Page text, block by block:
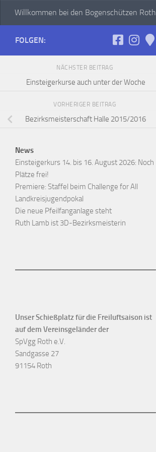
Zum Inhalt springen
Willkommen bei den Bogenschützen Roth
FOLGEN:
NÄCHSTER BEITRAG
Einsteigerkurse auch unter der Woche
VORHERIGER BEITRAG
Bezirksmeisterschaft Halle 2015/2016
News
Einsteigerkurs 14. bis 16. August 2026: Noch
Plätze frei!
Premiere: Staffel beim Challenge for All
Landkreisjugendpokal
Die neue Pfeilfanganlage steht
Ruth Lamb ist 3D-Bezirksmeisterin
Unser Schießplatz für die Freiluftsaison ist
auf dem Vereinsgeländer der
SpVgg Roth e.V.
Sandgasse 27
91154 Roth